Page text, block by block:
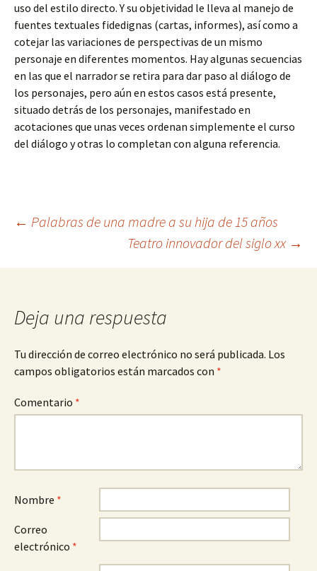
uso del estilo directo. Y su objetividad le lleva al manejo de
fuentes textuales fidedignas (cartas, informes), así como a
cotejar las variaciones de perspectivas de un mismo
personaje en diferentes momentos. Hay algunas secuencias
en las que el narrador se retira para dar paso al diálogo de
los personajes, pero aún en estos casos está presente,
situado detrás de los personajes, manifestado en
acotaciones que unas veces ordenan simplemente el curso
del diálogo y otras lo completan con alguna referencia.
Navegación
de
entradas
← Palabras de una madre a su hija de 15 años
Teatro innovador del siglo xx →
Deja una respuesta
Tu dirección de correo electrónico no será publicada. Los
campos obligatorios están marcados con *
Comentario *
Nombre *
Correo
electrónico *